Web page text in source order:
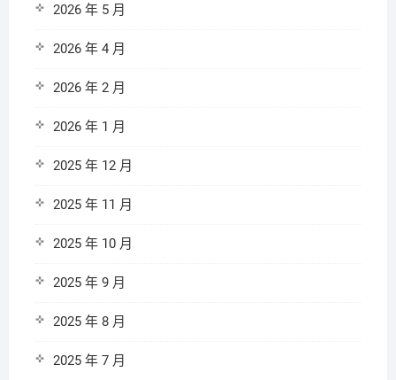
2026 年 5 月
2026 年 4 月
2026 年 2 月
2026 年 1 月
2025 年 12 月
2025 年 11 月
2025 年 10 月
2025 年 9 月
2025 年 8 月
2025 年 7 月